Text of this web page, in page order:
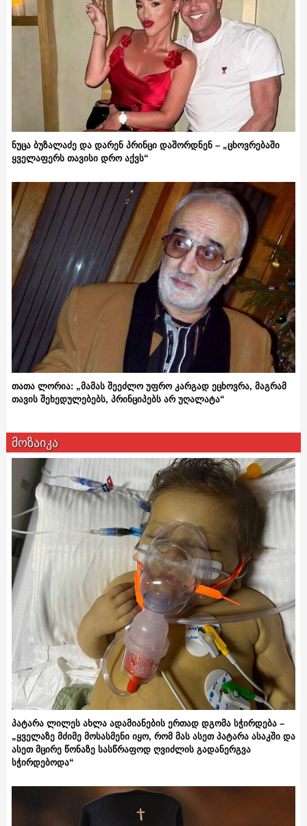
ნუცა ბუზალაძე და დარენ პრინცი დაშორდნენ – „ცხოვრებაში
ყველაფერს თავისი დრო აქვს“
თათა ლორია: „მამას შეეძლო უფრო კარგად ეცხოვრა, მაგრამ
თავის შეხედულებებს, პრინციპებს არ უღალატა“
მოზაიკა
პატარა ლილეს ახლა ადამიანების ერთად დგომა სჭირდება –
„ყველაზე მძიმე მოსასმენი იყო, რომ მას ასეთ პატარა ასაკში და
ასეთ მცირე წონაზე სასწრაფოდ ღვიძლის გადანერგვა
სჭირდებოდა“